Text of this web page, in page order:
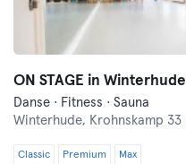
ON STAGE in Winterhude
Danse · Fitness · Sauna
Winterhude, Krohnskamp 33
Classic Premium Max